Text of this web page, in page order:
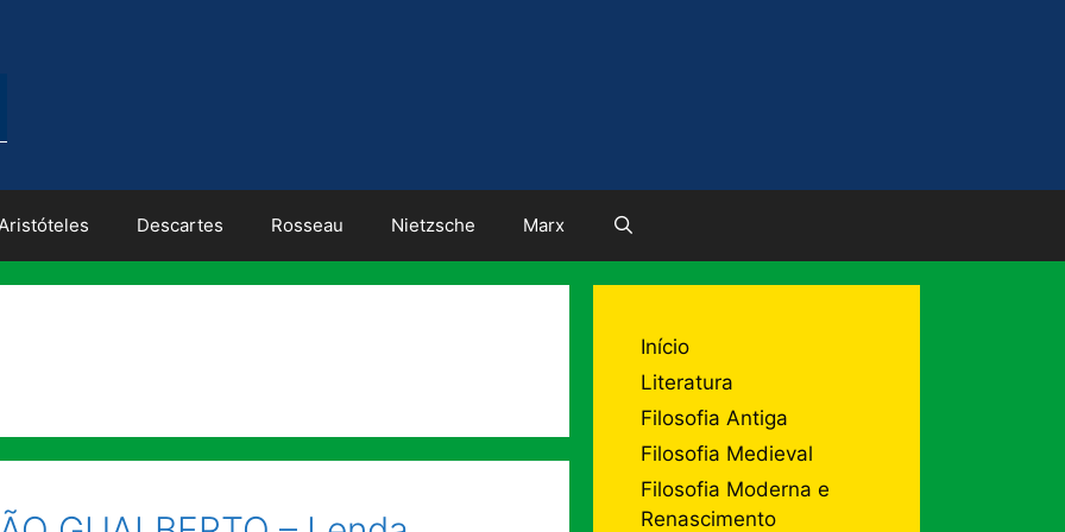
Descartes Rosseau Nietzsche Marx
Início
Literatura
Filosofia Antiga
Filosofia Medieval
Filosofia Moderna e
Renascimento